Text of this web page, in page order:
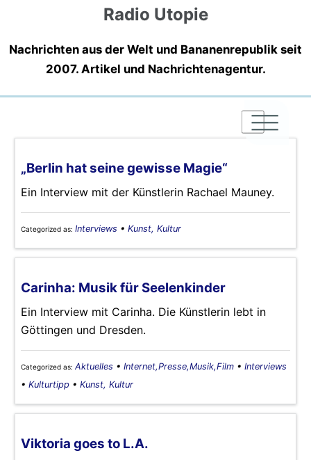
Radio Utopie
Nachrichten aus der Welt und Bananenrepublik seit
2007. Artikel und Nachrichtenagentur.
|
|
|
„Berlin hat seine gewisse Magie“
Ein Interview mit der Künstlerin Rachael Mauney.
Categorized as: Interviews • Kunst, Kultur
Carinha: Musik für Seelenkinder
Ein Interview mit Carinha. Die Künstlerin lebt in
Göttingen und Dresden.
Categorized as: Aktuelles • Internet,Presse,Musik,Film • Interviews
• Kulturtipp • Kunst, Kultur
Viktoria goes to L.A.